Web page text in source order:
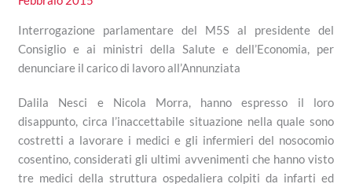
Interrogazione parlamentare del M5S al presidente del
Consiglio e ai ministri della Salute e dell’Economia, per
denunciare il carico di lavoro all’Annunziata
Dalila Nesci e Nicola Morra, hanno espresso il loro
disappunto, circa l’inaccettabile situazione nella quale sono
costretti a lavorare i medici e gli infermieri del nosocomio
cosentino, considerati gli ultimi avvenimenti che hanno visto
tre medici della struttura ospedaliera colpiti da infarti ed